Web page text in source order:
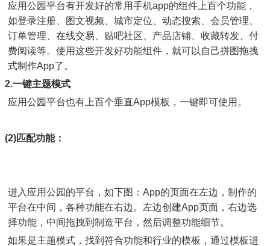
应用公园平台有开发好的常用手机app的组件上百个功能，
如登录注册、图文视频、城市定位、动态搜索、会员管理、
订单管理、在线交易、贴吧社区、产品店铺、收藏转发、付
费阅读等。使用这些开发好功能组件，就可以自己拼图拖拽
式制作App了。
2.一键主题模式
应用公园平台也有上百个垂直App模板，一键即可使用。
(2)匹配功能：
进入应用公园的平台，如下图：App的页面在左边，制作的
平台在中间，各种功能在右边。左边创建App页面，右边选
择功能，中间拖拽到制造平台，然后调整功能细节。
如果是主题模式，找到符合功能和行业的模板，通过模板进